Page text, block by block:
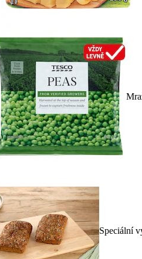
Speciální